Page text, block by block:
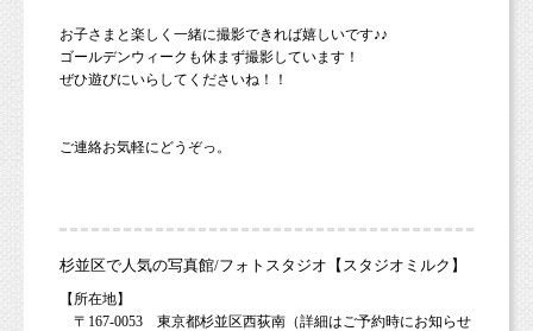
お子さまと楽しく一緒に撮影できれば嬉しいです♪♪
ゴールデンウィークも休まず撮影しています！
ぜひ遊びにいらしてくださいね！！
ご連絡お気軽にどうぞっ。
杉並区で人気の写真館/フォトスタジオ【スタジオミルク】
【所在地】
〒167-0053 東京都杉並区西荻南（詳細はご予約時にお知らせ